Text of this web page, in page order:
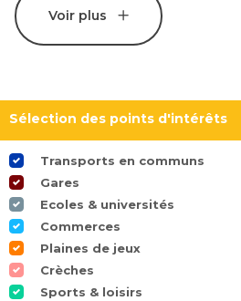
Voir plus
Sélection des points d'intérêts
Transports en communs
Gares
Ecoles & universités
Commerces
Plaines de jeux
Crèches
Sports & loisirs